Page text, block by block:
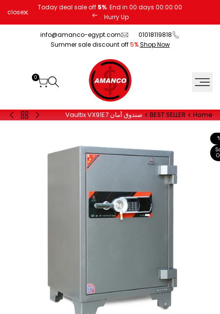
content
Today deal sale off 5%. End in 00 days 00:00:00
. Hurry Up
close
01018119818
info@amanco-egypt.com
Summer sale discount off5% Shop Now
0
Home
BEST SELLER صندوق أمان Vaultix VX91E7
30
Back
20